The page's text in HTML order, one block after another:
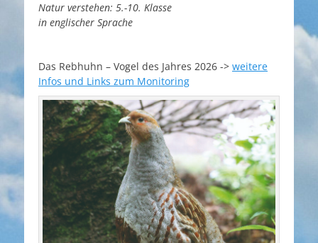
Natur verstehen: 5.-10. Klasse
in englischer Sprache
Das Rebhuhn – Vogel des Jahres 2026 -> weitere
Infos und Links zum Monitoring